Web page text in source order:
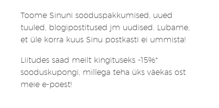
Toome Sinuni sooduspakkumised, uued
tuuled, blogipostitused jm uudised. Lubame,
et üle korra kuus Sinu postkasti ei ummista!
Liitudes saad meilt kingituseks -15%*
sooduskupongi, millega teha üks väekas ost
meie e-poest!